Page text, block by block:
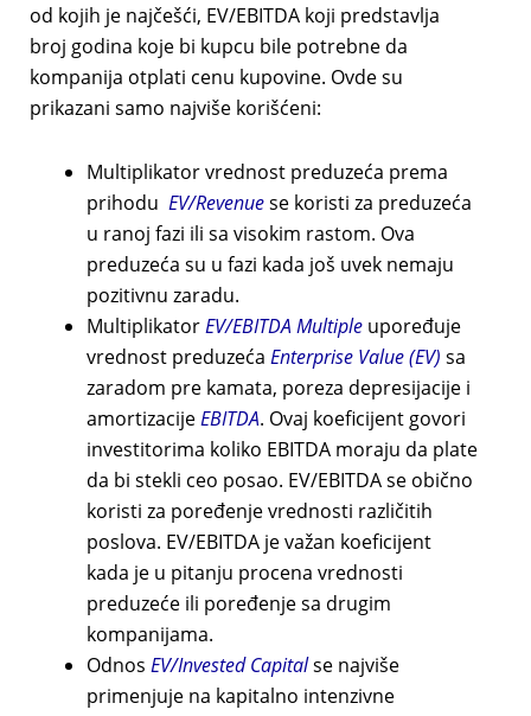
od kojih je najčešći, EV/EBITDA koji predstavlja
broj godina koje bi kupcu bile potrebne da
kompanija otplati cenu kupovine. Ovde su
prikazani samo najviše korišćeni:
Multiplikator vrednost preduzeća prema
prihodu EV/Revenuese koristi za preduzeća
u ranoj fazi ili sa visokim rastom. Ova
preduzeća su u fazi kada još uvek nemaju
pozitivnu zaradu.
MultiplikatorEV/EBITDA Multipleupoređuje
vrednost preduzeća Enterprise Value (EV) sa
zaradom pre kamata, poreza depresijacije i
amortizacijeEBITDA. Ovaj koeficijent govori
investitorima koliko EBITDA moraju da plate
da bi stekli ceo posao. EV/EBITDA se obično
koristi za poređenje vrednosti različitih
poslova. EV/EBITDA je važan koeficijent
kada je u pitanju procena vrednosti
preduzeće ili poređenje sa drugim
kompanijama.
Odnos EV/Invested Capitalse najviše
primenjuje na kapitalno intenzivne